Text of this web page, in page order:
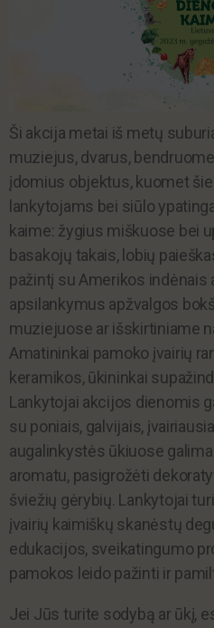
Ši akcija metai iš metų
muziejus, dvarus,
įdomius objektus, kuomet
lankytojams bei siūlo
kaime: žygius miškuose bei
basakojų takais, lobių
pažintį su Amerikos indėnais
apsilankymus apžvalgos
muziejuose ar išskirtiniame
Amatininkai pamoko įvairių
keramikos, ūkininkai
Lankytojai akcijos dienomis
su poniais, galvijais,
augalinkystės ūkiuose
aromatu, pasigrožėti
šviežių gėrybių. Lankytojai
įvairių kaimiškų skanėstų
edukacijos, sveikatingumo
pamokos leido pažinti ir
Jei Jūs turite sodybą ar ūkį,